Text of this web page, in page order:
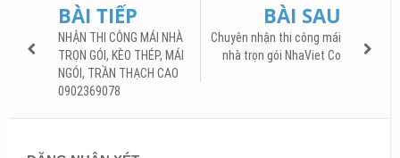
BÀI TIẾP
NHẬN THI CÔNG MÁI NHÀ
TRỌN GÓI, KÈO THÉP, MÁI
NGÓI, TRẦN THẠCH CAO
0902369078
BÀI SAU
Chuyên nhận thi công mái
nhà trọn gói NhaViet Co